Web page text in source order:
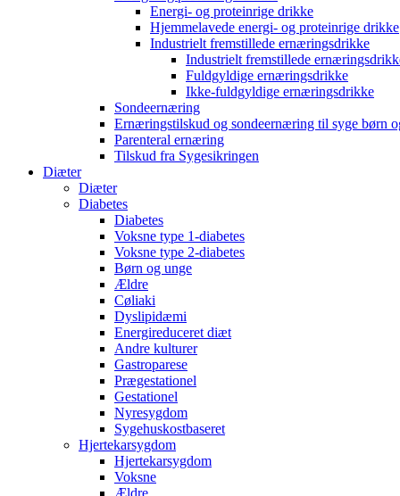
Energi- og proteinrige drikke
Hjemmelavede energi- og proteinrige drikke
Industrielt fremstillede ernæringsdrikke
Industrielt fremstillede
Fuldgyldige ernæringsdrikke
Ikke-fuldgyldige ernæringsdrikke
Sondeernæring
Ernæringstilskud og sondeernæring til syge børn
Parenteral ernæring
Tilskud fra Sygesikringen
Diæter
Diæter
Diabetes
Diabetes
Voksne type 1-diabetes
Voksne type 2-diabetes
Børn og unge
Ældre
Cøliaki
Dyslipidæmi
Energireduceret diæt
Andre kulturer
Gastroparese
Prægestationel
Gestationel
Nyresygdom
Sygehuskostbaseret
Hjertekarsygdom
Hjertekarsygdom
Voksne
Ældre